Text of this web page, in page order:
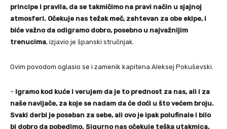
principe i pravila, da se takmičimo na pravi način u sjajnoj
atmosferi. Očekuje nas težak meč, zahtevan za obe ekipe, i
biće važno da odigramo dobro, posebno u najvažnijim
trenucima, izjavio je španski stručnjak.
Ovim povodom oglasio se i zamenik kapitena Aleksej Pokuševski.
– Igramo kod kuće i verujem da je to prednost za nas, ali i za
naše navijače, za koje se nadam da će doći u što većem broju.
Svaki derbi je poseban za sebe, ali ovo je ipak polufinale i bilo
bi dobro da pobedimo. Sigurno nas očekuje teška utakmica,